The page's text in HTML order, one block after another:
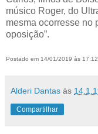
músico Roger, do
mesma ocorresse no
oposição”.
Postado em 14/01/2019 às 17:12
Alderi Dantas às
Compartilhar